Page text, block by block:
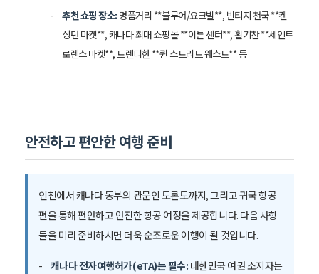
추천 쇼핑 장소: 명품거리 **블루어/요크빌**, 빈티지 천국 **켄
싱턴 마켓**, 캐나다 최대 쇼핑몰 **이튼 센터**, 활기찬 **세인트
로렌스 마켓**, 트렌디한 **퀸 스트리트 웨스트** 등
안전하고 편안한 여행 준비
인천에서 캐나다 동부의 관문인 토론토까지, 그리고 귀국 항공
편을 통해 편안하고 안전한 항공 여정을 제공합니다. 다음 사항
들을 미리 준비하시면 더욱 순조로운 여행이 될 것입니다.
캐나다 전자여행허가(eTA)는 필수: 대한민국 여권 소지자는